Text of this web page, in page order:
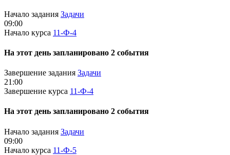
Начало задания Задачи
09:00
Начало курса 11-Ф-4
На этот день запланировано 2 события
Завершение задания Задачи
21:00
Завершение курса 11-Ф-4
На этот день запланировано 2 события
Начало задания Задачи
09:00
Начало курса 11-Ф-5